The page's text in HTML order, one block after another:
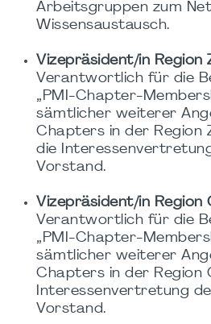
Arbeitsgruppen zum
Wissensaustausch.
Vizepräsident/in Region
Verantwortlich für die
„PMI-Chapter-
sämtlicher weiterer
Chapters in der Region
die
Vorstand.
Vizepräsident/in Region
Verantwortlich für die
„PMI-Chapter-
sämtlicher weiterer
Chapters in der Region
Interessenvertretung
Vorstand.